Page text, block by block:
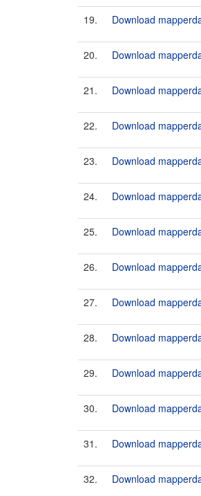
19. Download
20. Download
21. Download
22. Download
23. Download
24. Download
25. Download
26. Download
27. Download
28. Download
29. Download
30. Download
31. Download
32. Download